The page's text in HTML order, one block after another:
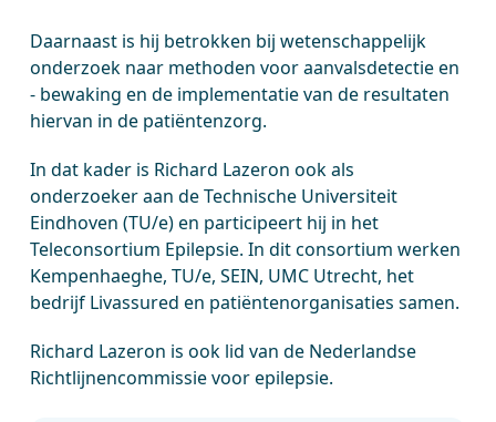
Daarnaast is hij betrokken bij wetenschappelijk
onderzoek naar methoden voor aanvalsdetectie en
- bewaking en de implementatie van de resultaten
hiervan in de patiëntenzorg.
In dat kader is Richard Lazeron ook als
onderzoeker aan de Technische Universiteit
Eindhoven (TU/e) en participeert hij in het
Teleconsortium Epilepsie. In dit consortium werken
Kempenhaeghe, TU/e, SEIN, UMC Utrecht, het
bedrijf Livassured en patiëntenorganisaties samen.
Richard Lazeron is ook lid van de Nederlandse
Richtlijnencommissie voor epilepsie.